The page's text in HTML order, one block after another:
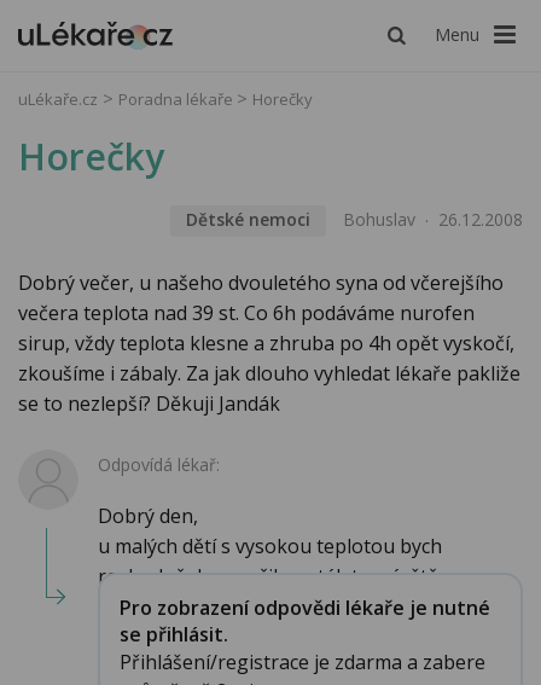
Menu
uLékaře.cz Poradna lékaře Horečky
Horečky
Dětské nemoci Bohuslav 26.12.2008
Dobrý večer, u našeho dvouletého syna od včerejšího
večera teplota nad 39 st. Co 6h podáváme nurofen
sirup, vždy teplota klesne a zhruba po 4h opět vyskočí,
zkoušíme i zábaly. Za jak dlouho vyhledat lékaře pakliže
se to nezlepší? Děkuji Jandák
Odpovídá lékař:
Dobrý den,
u malých dětí s vysokou teplotou bych
rozhodně doporučil neotálet s návštěvou ...
Pro zobrazení odpovědi lékaře je nutné
se přihlásit.
Přihlášení/registrace je zdarma a zabere